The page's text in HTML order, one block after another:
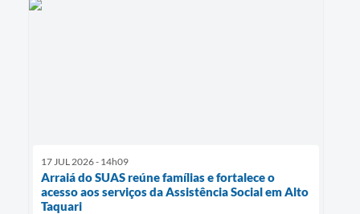
17 JUL 2026 - 14h09
Arraiá do SUAS reúne famílias e fortalece o
acesso aos serviços da Assistência Social em Alto
Taquari